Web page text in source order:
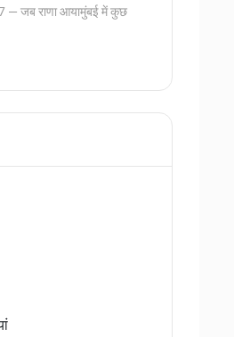
— जब राणा आयामुंबई में कुछ